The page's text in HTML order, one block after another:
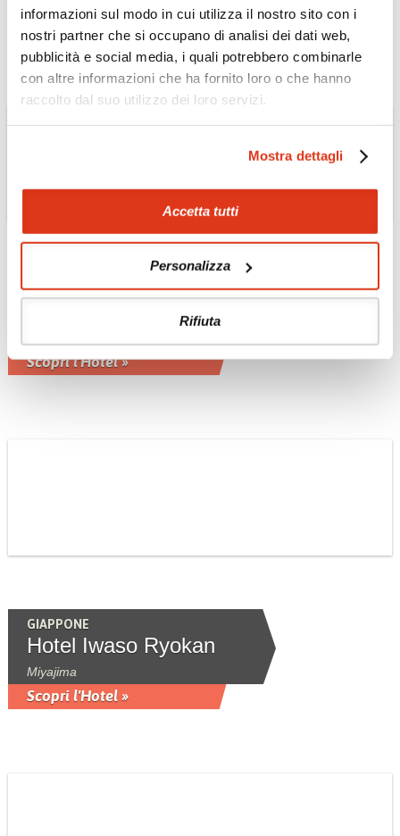
informazioni sul modo in cui utilizza il nostro sito con i
nostri partner che si occupano di analisi dei dati web,
pubblicità e social media, i quali potrebbero combinarle
con altre informazioni che ha fornito loro o che hanno
raccolto dal suo utilizzo dei loro servizi.
Mostra dettagli
Accetta tutti
Personalizza
Rifiuta
Scopri l'Hotel »
GIAPPONE
Hotel Granvia 4*
Scopri l'Hotel »
GIAPPONE
Hotel Iwaso Ryokan
Miyajima
Scopri l'Hotel »